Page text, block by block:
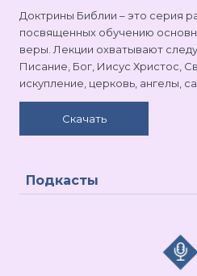
Доктрины Библии – это серия
посвященных обучению
веры. Лекции охватывают
Писание, Бог, Иисус Христос,
искупление, церковь, ангелы,
Скачать
Подкасты